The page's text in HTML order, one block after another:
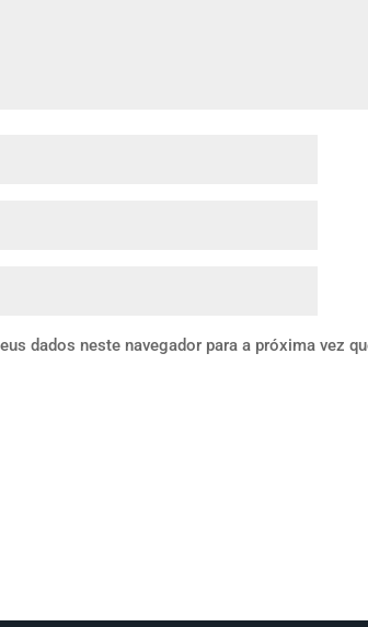
dados neste navegador para a próxima vez